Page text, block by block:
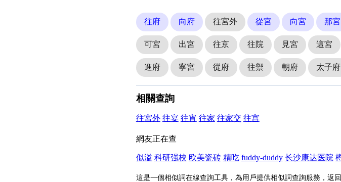
往府 向府 往宮外 從宮 向宮 那宮
可宮 出宮 往京 往院 見宮 這宮
進府 寧宮 從府 往禦 朝府 太子府
相關查詢
往宮外 往宴 往宵 往家 往家交 往宫
網友正在查
似溢 科研强校 欧美瓷砖 精吃 fuddy-duddy 长沙康达医院
這是一個相似詞在線查詢工具，為用戶提供相似詞查詢服務，返